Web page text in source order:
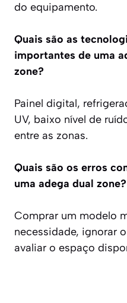
do equipamento.
Quais são as
importantes de uma
zone?
Painel digital,
UV, baixo nível de
entre as zonas.
Quais são os erros
uma adega dual zone?
Comprar um modelo
necessidade, ignorar
avaliar o espaço